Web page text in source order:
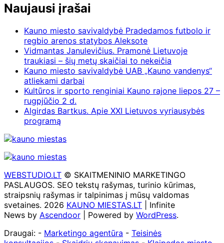
Naujausi įrašai
Kauno miesto savivaldybė Pradedamos futbolo ir
regbio arenos statybos Aleksote
Vidmantas Janulevičius. Pramonė Lietuvoje
traukiasi – šių metų skaičiai to nekeičia
Kauno miesto savivaldybė UAB „Kauno vandenys“
atliekami darbai
Kultūros ir sporto renginiai Kauno rajone liepos 27 –
rugpjūčio 2 d.
Algirdas Bartkus. Apie XXI Lietuvos vyriausybės
programą
WEBSTUDIO.LT © SKAITMENINIO MARKETINGO
PASLAUGOS. SEO tekstų rašymas, turinio kūrimas,
straipsnių rašymas ir talpinimas į mūsų valdomas
svetaines. 2026 KAUNO MIESTAS.LT | Infinite
News by Ascendoor | Powered by WordPress.
Draugai: - Marketingo agentūra - Teisinės